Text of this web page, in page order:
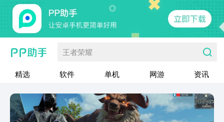
王者荣耀
精选 软件 单机 网游 资讯